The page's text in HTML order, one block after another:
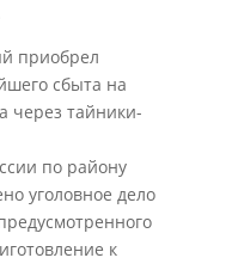
приобрел
сбыта на
через тайники-
по району
уголовное дело
к